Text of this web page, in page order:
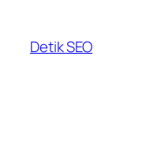
content
Detik SEO